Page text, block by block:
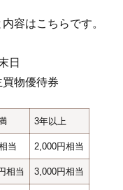
容はこちらです。
日
物優待券
3年以上
当 2,000円相当
相当 3,000円相当